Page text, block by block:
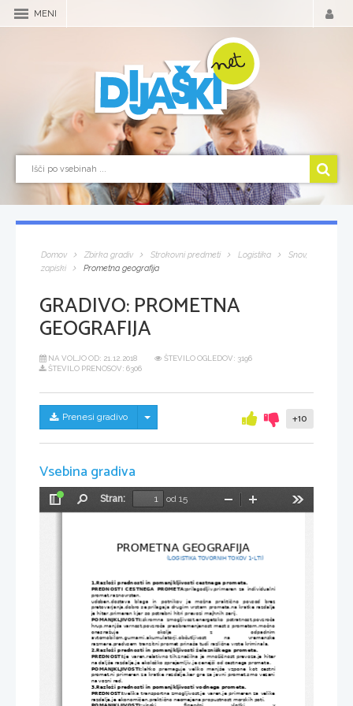
MENI
Domov Zbirka gradiv Strokovni predmeti Logistika
Snov,
zapiski
Prometna geografija
GRADIVO:PROMETNA
GEOGRAFIJA
NA VOLJO OD: 21.12.2018
ŠTEVILO OGLEDOV: 3196
ŠTEVILO PRENOSOV: 6306
Prenesi gradivo Skrij/prikaži meni +10
Vsebina gradiva
Preklopi
Stran:
od 15
Pomanjšaj
PROMETNA GEOGRAFIJA
                                             (LOGISTIKA TOVORNIH TOKOV 1-LTI)
1.Razloži prednosti in pomanjkljivosti cestnega prometa.
PREDNOSTI CESTNEGA PROMETA:prilagodljiv,primeren za individualni
promet,raznovrsten,
udoben,dostava   blaga   in   potnikov   je   možna   praktično   povsod   brez
pretovarjanja,dobro se prilagaja drugim vrstam prometa,na kratke razdalje
je hiter,primeren kjer so potrebni hitri prevozi majhnih serij.
POMANJKLJIVOSTI:skromna zmogljivost,energetsko potratnost,povzroča
hrup,manjša varnost,povzroča preobremenjenost mest s prometom,močno
onesnažuje
okolje z
odpadnim
avtomobilom,gumami,akumulatorji,občutljivost       na       vremenske
razmere,predvsem tranzitni promet prinaša tudi različne vrste kriminala.
2.Razloži prednosti in pomanjkljivosti železniškega prometa.
PREDNOSTI:je varen,relativno tih,značilna je množičnost prevoza,je hiter
na daljše razdalje,je ekološko sprejemljiv,je cenejši od cestnega prometa.
POMANJKLJIVOSTI:lahko   premaguje   veliko   manjše   vzpone   kot   cestni
promet,ni primeren za kratke razdalje,ker gre za javni promet,smo vezani
na vozni red.
3.Razloži prednosti in pomanjkljivosti vodnega prometa.
PREDNOSTI:velika transportna zmogljivost,je varen,je primeren za velike
razdalje,je ekonomičen,praktično neomejena propustnost morskih poti.